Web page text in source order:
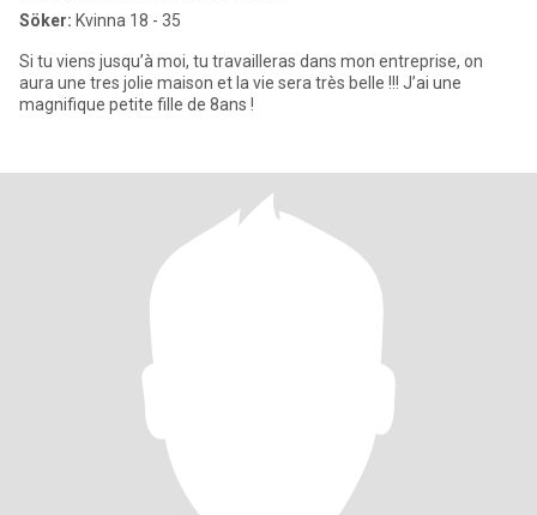
Söker: Kvinna 18 - 35
Si tu viens jusqu’à moi, tu travailleras dans mon entreprise, on
aura une tres jolie maison et la vie sera très belle !!! J’ai une
magnifique petite fille de 8ans !